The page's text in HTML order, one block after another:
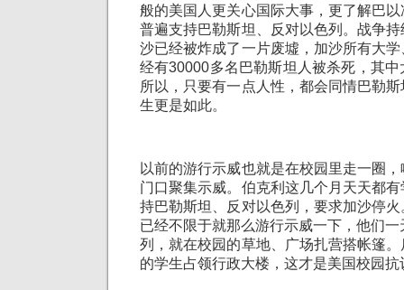
般的美国人更关心国际大事，更了解巴
普遍支持巴勒斯坦、反对以色列。战争
沙已经被炸成了一片废墟，加沙所有大
经有30000多名巴勒斯坦人被杀死，其
所以，只要有一点人性，都会同情巴勒
生更是如此。
以前的游行示威也就是在校园里走一圈
门口聚集示威。伯克利这几个月天天都
持巴勒斯坦、反对以色列，要求加沙停
已经不限于就那么游行示威一下，他们
列，就在校园的草地、广场扎营搭帐篷
的学生占领行政大楼，这才是美国校园